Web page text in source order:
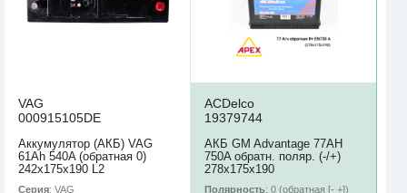
VAG
000915105DE
Аккумулятор (АКБ) VAG
61Ah 540A (обратная 0)
242x175x190 L2
Серия: VAG
ACDelco
19379744
АКБ GM Advantage 77AH
750A обратн. поляр. (-/+)
278х175х190
Полярность: 0 (обратная [- +])